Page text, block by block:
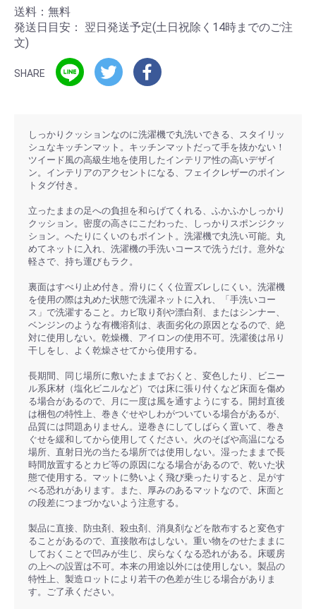
送料：無料
発送日目安：
翌日発送予定(土日祝除く14時までのご注
文)
SHARE
しっかりクッションなのに洗濯機で丸洗いできる、スタイリッ
シュなキッチンマット。キッチンマットだって手を抜かない！
ツイード風の高級生地を使用したインテリア性の高いデザイ
ン。インテリアのアクセントになる、フェイクレザーのポイン
トタグ付き。
立ったままの足への負担を和らげてくれる、ふかふかしっかり
クッション。密度の高さにこだわった、しっかりスポンジクッ
ション。へたりにくいのもポイント。洗濯機で丸洗い可能。丸
めてネットに入れ、洗濯機の手洗いコースで洗うだけ。意外な
軽さで、持ち運びもラク。
裏面はすべり止め付き。滑りにくく位置ズレしにくい。洗濯機
を使用の際は丸めた状態で洗濯ネットに入れ、「手洗いコー
ス」で洗濯すること。カビ取り剤や漂白剤、またはシンナー、
ベンジンのような有機溶剤は、表面劣化の原因となるので、絶
対に使用しない。乾燥機、アイロンの使用不可。洗濯後は吊り
干しをし、よく乾燥させてから使用する。
長期間、同じ場所に敷いたままでおくと、変色したり、ビニー
ル系床材（塩化ビニルなど）では床に張り付くなど床面を傷め
る場合があるので、月に一度は風を通すようにする。開封直後
は梱包の特性上、巻きぐせやしわがついている場合があるが、
品質には問題ありません。逆巻きにしてしばらく置いて、巻き
ぐせを緩和してから使用してください。火のそばや高温になる
場所、直射日光の当たる場所では使用しない。湿ったままで長
時間放置するとカビ等の原因になる場合があるので、乾いた状
態で使用する。マットに勢いよく飛び乗ったりすると、足がす
べる恐れがあります。また、厚みのあるマットなので、床面と
の段差につまづかないよう注意する。
製品に直接、防虫剤、殺虫剤、消臭剤などを散布すると変色す
ることがあるので、直接散布はしない。重い物をのせたままに
しておくことで凹みが生じ、戻らなくなる恐れがある。床暖房
の上への設置は不可。本来の用途以外には使用しない。製品の
特性上、製造ロットにより若干の色差が生じる場合がありま
す。ご了承ください。